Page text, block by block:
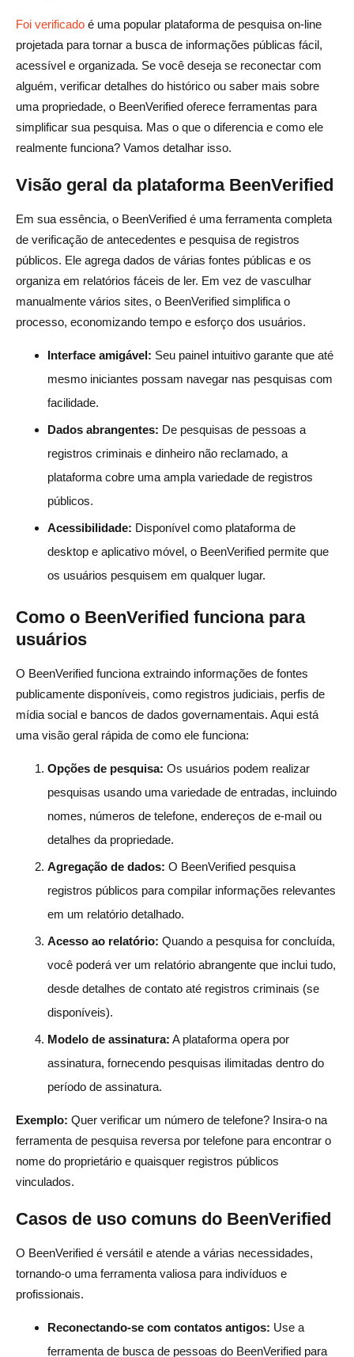
Foi verificado é uma popular plataforma de pesquisa on-line
projetada para tornar a busca de informações públicas fácil,
acessível e organizada. Se você deseja se reconectar com
alguém, verificar detalhes do histórico ou saber mais sobre
uma propriedade, o BeenVerified oferece ferramentas para
simplificar sua pesquisa. Mas o que o diferencia e como ele
realmente funciona? Vamos detalhar isso.
Visão geral da plataforma BeenVerified
Em sua essência, o BeenVerified é uma ferramenta completa
de verificação de antecedentes e pesquisa de registros
públicos. Ele agrega dados de várias fontes públicas e os
organiza em relatórios fáceis de ler. Em vez de vasculhar
manualmente vários sites, o BeenVerified simplifica o
processo, economizando tempo e esforço dos usuários.
Interface amigável: Seu painel intuitivo garante que até
mesmo iniciantes possam navegar nas pesquisas com
facilidade.
Dados abrangentes: De pesquisas de pessoas a
registros criminais e dinheiro não reclamado, a
plataforma cobre uma ampla variedade de registros
públicos.
Acessibilidade: Disponível como plataforma de
desktop e aplicativo móvel, o BeenVerified permite que
os usuários pesquisem em qualquer lugar.
Como o BeenVerified funciona para
usuários
O BeenVerified funciona extraindo informações de fontes
publicamente disponíveis, como registros judiciais, perfis de
mídia social e bancos de dados governamentais. Aqui está
uma visão geral rápida de como ele funciona:
Opções de pesquisa: Os usuários podem realizar
pesquisas usando uma variedade de entradas, incluindo
nomes, números de telefone, endereços de e-mail ou
detalhes da propriedade.
Agregação de dados: O BeenVerified pesquisa
registros públicos para compilar informações relevantes
em um relatório detalhado.
Acesso ao relatório: Quando a pesquisa for concluída,
você poderá ver um relatório abrangente que inclui tudo,
desde detalhes de contato até registros criminais (se
disponíveis).
Modelo de assinatura: A plataforma opera por
assinatura, fornecendo pesquisas ilimitadas dentro do
período de assinatura.
Exemplo: Quer verificar um número de telefone? Insira-o na
ferramenta de pesquisa reversa por telefone para encontrar o
nome do proprietário e quaisquer registros públicos
vinculados.
Casos de uso comuns do BeenVerified
O BeenVerified é versátil e atende a várias necessidades,
tornando-o uma ferramenta valiosa para indivíduos e
profissionais.
Reconectando-se com contatos antigos: Use a
ferramenta de busca de pessoas do BeenVerified para